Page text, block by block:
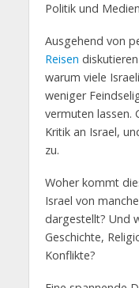
Politik und
Ausgehend von
Reisen diskutieren
warum viele
weniger
vermuten lassen.
Kritik an Israel,
zu.
Woher kommt
Israel von
dargestellt? Und
Geschichte,
Konflikte?